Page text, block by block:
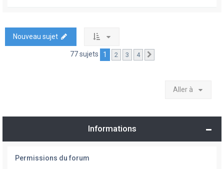
Nouveau sujet
77 sujets 1 2 3 4
Aller à
Informations
Permissions du forum